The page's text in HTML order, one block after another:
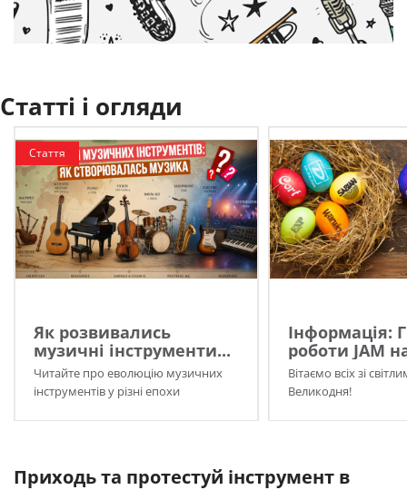
Статті і огляди
Стаття
Як розвивались
музичні інструменти...
Читайте про еволюцію музичних
інструментів у різні епохи
Інформація:
роботи JAM
Вітаємо всіх зі
Великодня!
Приходь та протестуй інструмент в